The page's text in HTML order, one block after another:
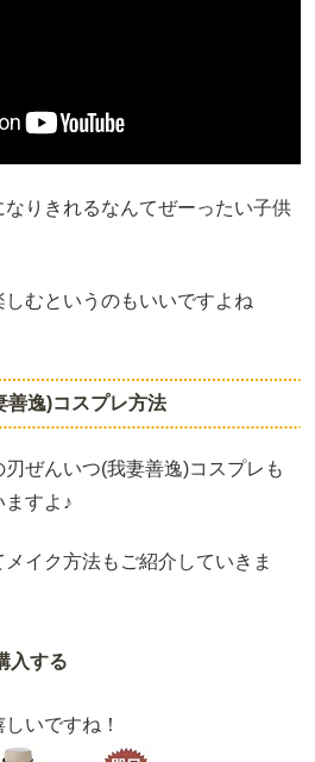
りきれるなんてぜーったい子供
むというのもいいですよね
善逸)コスプレ方法
ぜんいつ(我妻善逸)コスプレも
ますよ♪
イク方法もご紹介していきま
入する
いですね！